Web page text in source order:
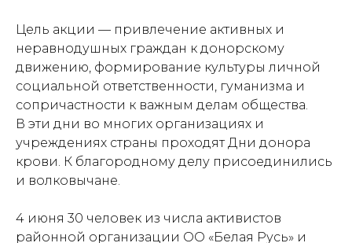
Цель акции — привлечение активных и
неравнодушных граждан к донорскому
движению, формирование культуры личной
социальной ответственности, гуманизма и
сопричастности к важным делам общества.
В эти дни во многих организациях и
учреждениях страны проходят Дни донора
крови. К благородному делу присоединились
и волковычане.
4 июня 30 человек из числа активистов
районной организации ОО «Белая Русь» и